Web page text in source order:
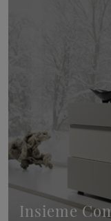
Insieme